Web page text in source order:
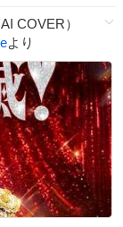
COVER）
より